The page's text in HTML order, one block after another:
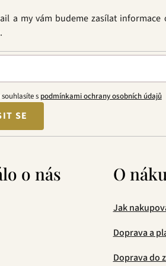
a my vám budeme zasílat
s podmínkami ochrany osobních údajů
SE
o nás O
Jak
Doprava a
Doprava do